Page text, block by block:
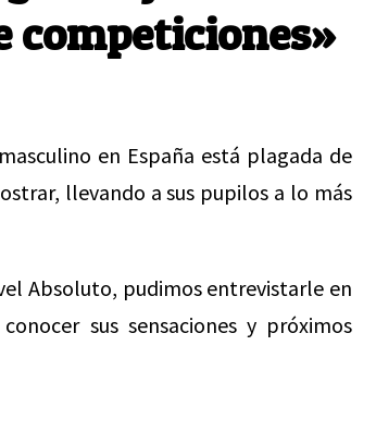
competiciones»
en España está plagada de
llevando a sus pupilos a lo más
Absoluto, pudimos entrevistarle en
sus sensaciones y próximos